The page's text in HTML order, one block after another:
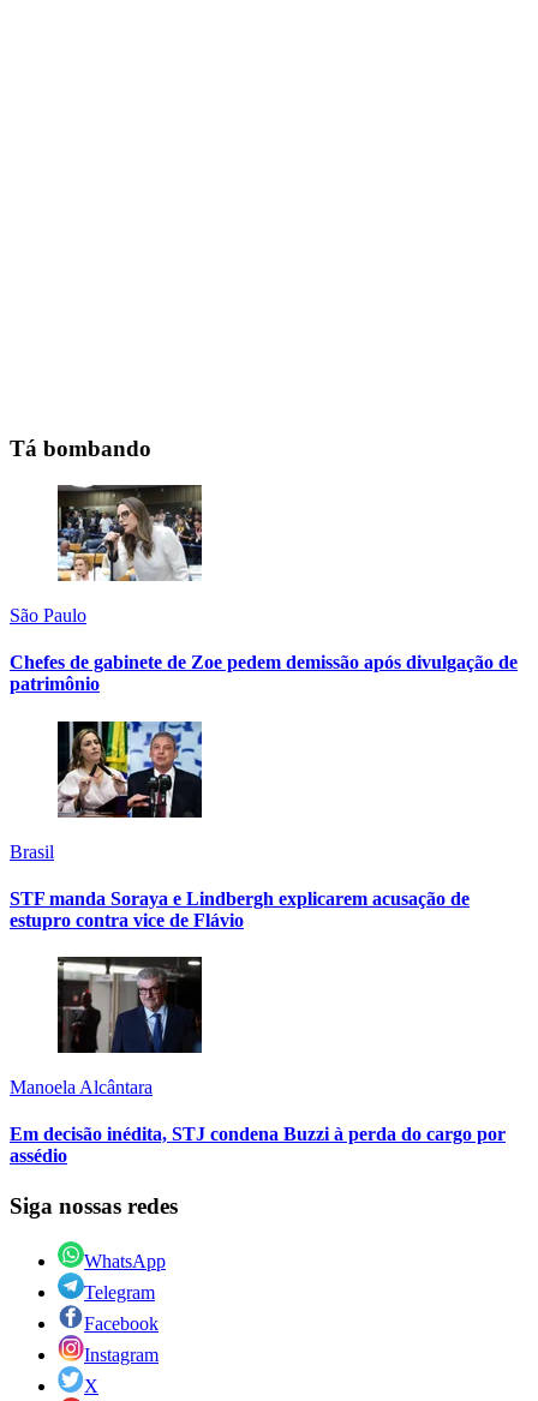
Tá bombando
São Paulo
Chefes de gabinete de Zoe pedem demissão após divulgação de
patrimônio
Brasil
STF manda Soraya e Lindbergh explicarem acusação de
estupro contra vice de Flávio
Manoela Alcântara
Em decisão inédita, STJ condena Buzzi à perda do cargo por
assédio
Siga nossas redes
WhatsApp
Telegram
Facebook
Instagram
X